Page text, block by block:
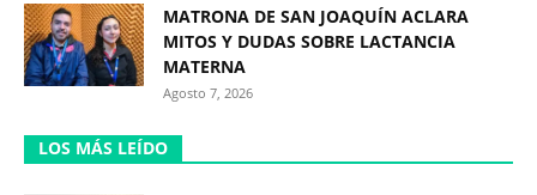
MATRONA DE SAN JOAQUÍN ACLARA
MITOS Y DUDAS SOBRE LACTANCIA
MATERNA
Agosto 7, 2026
LOS MÁS LEÍDO